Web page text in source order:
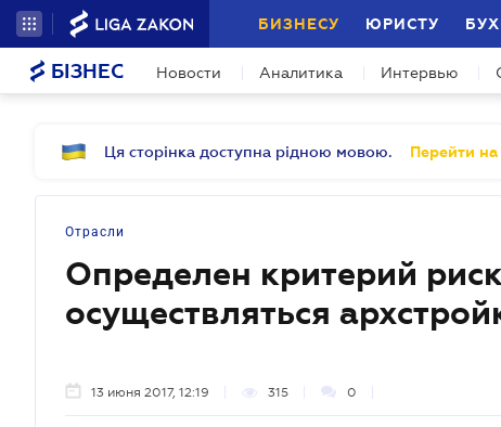
БИЗНЕСУ ЮРИСТУ
БІЗНЕС Новости Аналитика Интервью
Ця сторінка доступна рідною мовою. Перейти на
Отрасли
Определен критерий
осуществляться
13 июня 2017, 12:19 315 0